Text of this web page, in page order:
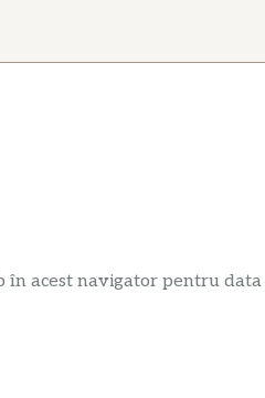
acest navigator pentru data